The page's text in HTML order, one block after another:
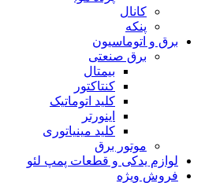
کانال
پنکه
برق و اتوماسیون
برق صنعتی
بیمتال
کنتاکتور
کلید اتوماتیک
اینورتر
کلید مینیاتوری
موتور برق
لوازم یدکی و قطعات پمپ لئو
فروش ویژه